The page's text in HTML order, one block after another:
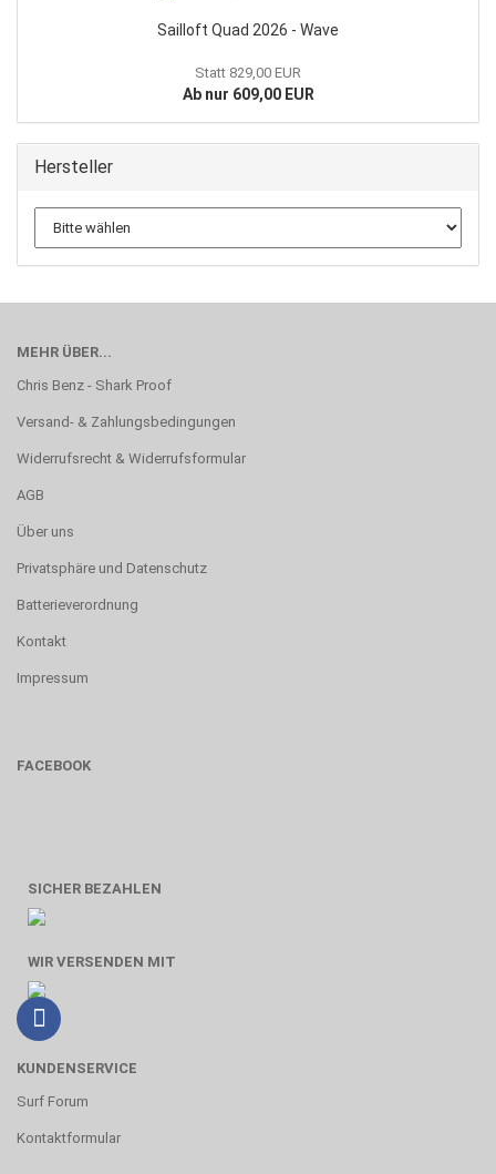
Sailloft Quad 2026 - Wave
Statt 829,00 EUR
Ab nur 609,00 EUR
Hersteller
MEHR ÜBER...
Chris Benz - Shark Proof
Versand- & Zahlungsbedingungen
Widerrufsrecht & Widerrufsformular
AGB
Über uns
Privatsphäre und Datenschutz
Batterieverordnung
Kontakt
Impressum
FACEBOOK
SICHER BEZAHLEN
WIR VERSENDEN MIT
KUNDENSERVICE
Surf Forum
Kontaktformular